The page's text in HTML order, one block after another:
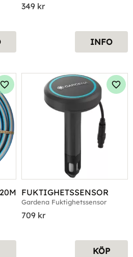
349 kr
INFO
Lägg till i favoriter
FUKTIGHETSSENSOR
Gardena Fuktighetssensor
709 kr
KÖP